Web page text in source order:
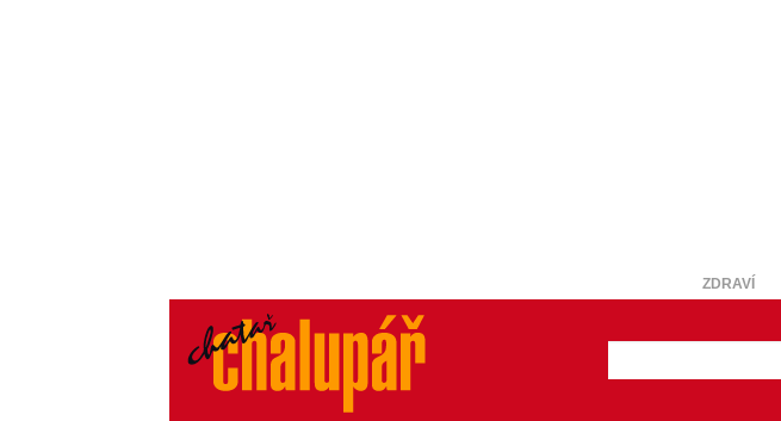
ZDRAVÍ